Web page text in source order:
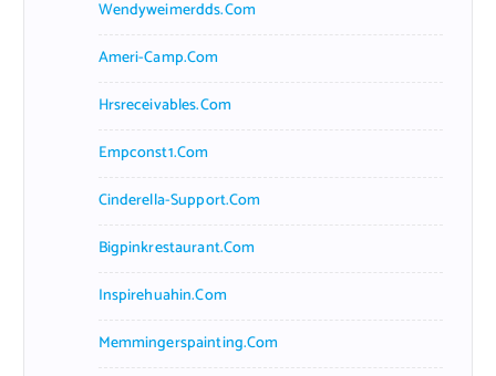
Wendyweimerdds.com
Ameri-Camp.com
Hrsreceivables.com
Empconst1.com
Cinderella-Support.com
Bigpinkrestaurant.com
Inspirehuahin.com
Memmingerspainting.com